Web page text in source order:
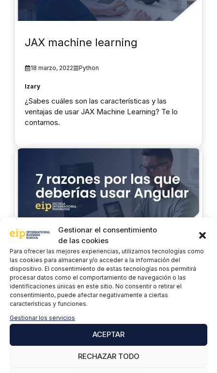
Gestionar el consentimiento
de las cookies
Para ofrecer las mejores experiencias, utilizamos tecnologías como
las cookies para almacenar y/o acceder a la información del
dispositivo. El consentimiento de estas tecnologías nos permitirá
procesar datos como el comportamiento de navegación o las
identificaciones únicas en este sitio. No consentir o retirar el
consentimiento, puede afectar negativamente a ciertas
características y funciones.
Gestionar los servicios
ACEPTAR
RECHAZAR TODO
JAX machine learning
18 marzo, 2022 Python
Izary
¿Sabes cuáles son las características y las
ventajas de usar JAX Machine Learning? Te lo
contamos.
7 razones por las que deberías
usar Angular
10 marzo, 2022 Desarrollo Web Fullstack
Félix
Redes sociales, atención médica, comercio
de personas por todo el …Leer más